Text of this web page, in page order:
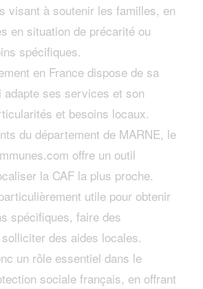
visant à soutenir les familles, en
en situation de précarité ou
spécifiques.
en France dispose de sa
adapte ses services et son
et besoins locaux.
du département de MARNE, le
offre un outil
la CAF la plus proche.
utile pour obtenir
spécifiques, faire des
des aides locales.
un rôle essentiel dans le
sociale français, en offrant